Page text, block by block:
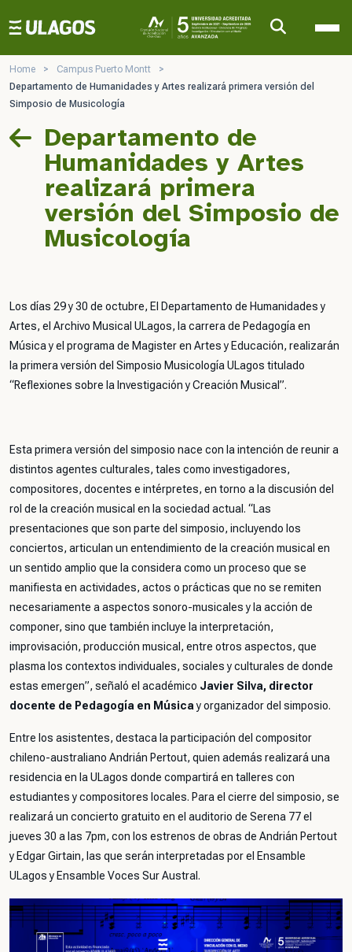
Ulagos Template
Home > Campus Puerto Montt
>
Departamento de Humanidades y Artes realizará primera versión del
Simposio de Musicología
Departamento de
Humanidades y Artes
realizará primera
versión del Simposio de
Musicología
Los días 29 y 30 de octubre, El Departamento de Humanidades y
Artes, el Archivo Musical ULagos, la carrera de Pedagogía en
Música y el programa de Magister en Artes y Educación, realizarán
la primera versión del Simposio Musicología ULagos titulado
“Reflexiones sobre la Investigación y Creación Musical”.
Esta primera versión del simposio nace con la intención de reunir a
distintos agentes culturales, tales como investigadores,
compositores, docentes e intérpretes, en torno a la discusión del
rol de la creación musical en la sociedad actual. “Las
presentaciones que son parte del simposio, incluyendo los
conciertos, articulan un entendimiento de la creación musical en
un sentido amplio que la considera como un proceso que se
manifiesta en actividades, actos o prácticas que no se remiten
necesariamente a aspectos sonoro-musicales y la acción de
componer, sino que también incluye la interpretación,
improvisación, producción musical, entre otros aspectos, que
plasma los contextos individuales, sociales y culturales de donde
estas emergen”, señaló el académico Javier Silva, director
docente de Pedagogía en Músicay organizador del simposio.
Entre los asistentes, destaca la participación del compositor
chileno-australiano Andrián Pertout, quien además realizará una
residencia en la ULagos donde compartirá en talleres con
estudiantes y compositores locales. Para el cierre del simposio, se
realizará un concierto gratuito en el auditorio de Serena 77 el
jueves 30 a las 7pm, con los estrenos de obras de Andrián Pertout
y Edgar Girtain, las que serán interpretadas por el Ensamble
ULagos y Ensamble Voces Sur Austral.